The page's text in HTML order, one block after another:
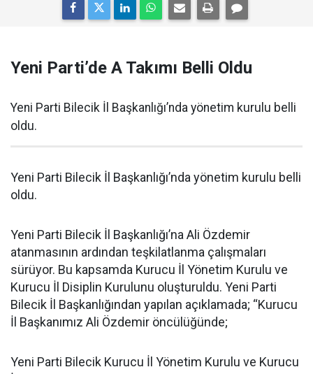
Yeni Parti’de A Takımı Belli Oldu
Yeni Parti Bilecik İl Başkanlığı’nda yönetim kurulu belli
oldu.
Yeni Parti Bilecik İl Başkanlığı’nda yönetim kurulu belli
oldu.
Yeni Parti Bilecik İl Başkanlığı’na Ali Özdemir
atanmasının ardından teşkilatlanma çalışmaları
sürüyor. Bu kapsamda Kurucu İl Yönetim Kurulu ve
Kurucu İl Disiplin Kurulunu oluşturuldu. Yeni Parti
Bilecik İl Başkanlığından yapılan açıklamada; “Kurucu
İl Başkanımız Ali Özdemir öncülüğünde;
Yeni Parti Bilecik Kurucu İl Yönetim Kurulu ve Kurucu